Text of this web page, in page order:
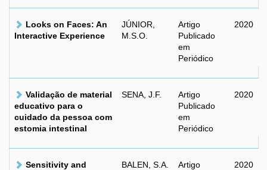
Looks on Faces: An
Interactive Experience
JÚNIOR,
M.S.O.
Artigo
Publicado
em
Periódico
2020
Validação de material
educativo para o
cuidado da pessoa com
estomia intestinal
SENA, J.F.
Artigo
Publicado
em
Periódico
2020
Sensitivity and
BALEN, S.A.
Artigo
2020